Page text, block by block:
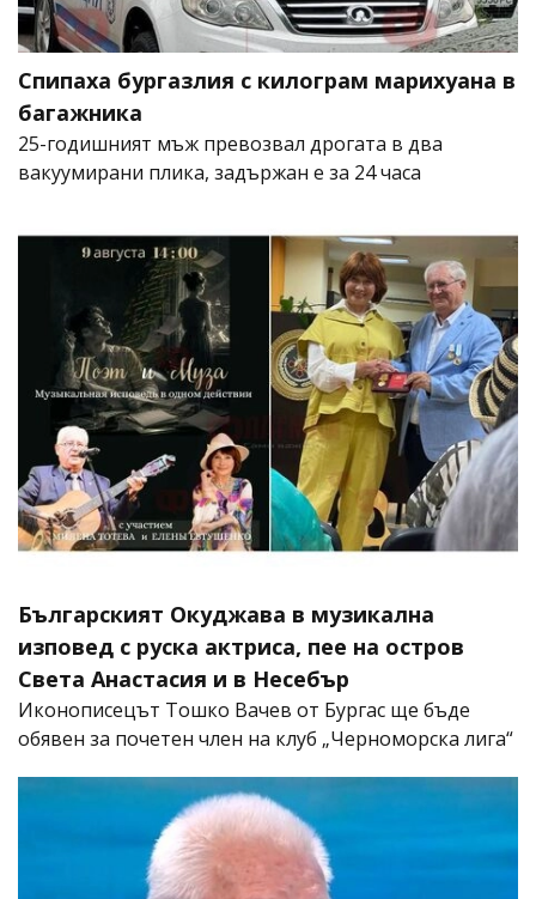
Спипаха бургазлия с килограм марихуана в
багажника
25-годишният мъж превозвал дрогата в два
вакуумирани плика, задържан е за 24 часа
Българският Окуджава в музикална
изповед с руска актриса, пее на остров
Света Анастасия и в Несебър
Иконописецът Тошко Вачев от Бургас ще бъде
обявен за почетен член на клуб „Черноморска лига“